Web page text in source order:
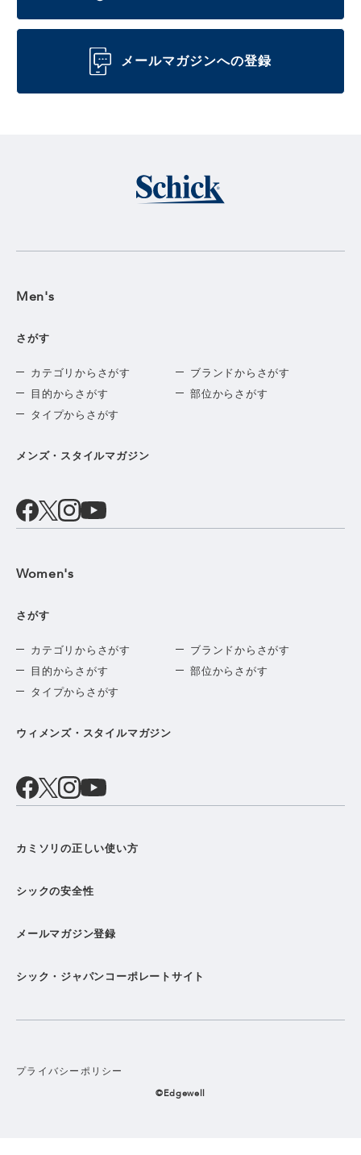
メールマガジンへの登録
Men's
さがす
カテゴリからさがす
ブランドからさがす
目的からさがす
部位からさがす
タイプからさがす
メンズ・スタイルマガジン
Women's
さがす
カテゴリからさがす
ブランドからさがす
目的からさがす
部位からさがす
タイプからさがす
ウィメンズ・スタイルマガジン
カミソリの正しい使い方
シックの安全性
メールマガジン登録
シック・ジャパンコーポレートサイト
プライバシーポリシー
©Edgewell